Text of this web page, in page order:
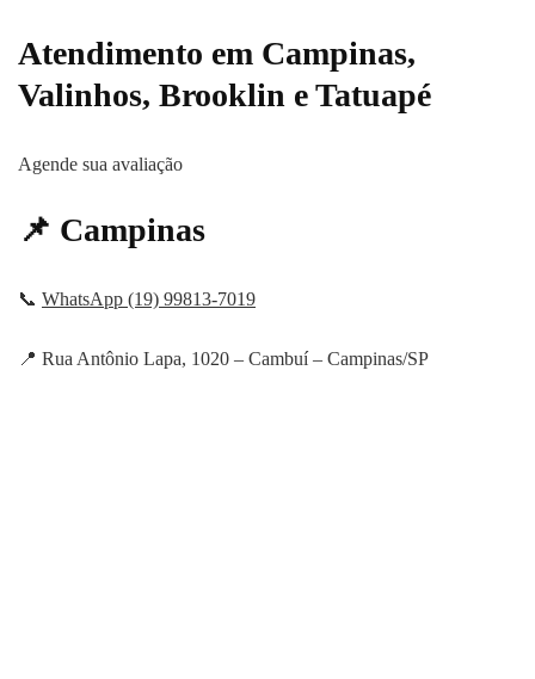
Atendimento em Campinas,
Valinhos, Brooklin e Tatuapé
Agende sua avaliação
📌 Campinas
📞 WhatsApp (19) 99813-7019
📍 Rua Antônio Lapa, 1020 – Cambuí – Campinas/SP